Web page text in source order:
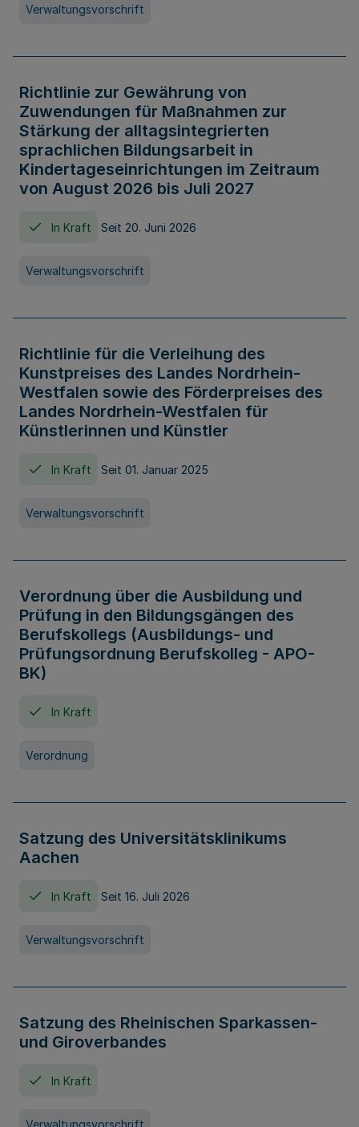
Verwaltungsvorschrift
Richtlinie zur Gewährung von
Zuwendungen für Maßnahmen zur
Stärkung der alltagsintegrierten
sprachlichen Bildungsarbeit in
Kindertageseinrichtungen im Zeitraum
von August 2026 bis Juli 2027
In Kraft Seit 20. Juni 2026
Verwaltungsvorschrift
Richtlinie für die Verleihung des
Kunstpreises des Landes Nordrhein-
Westfalen sowie des Förderpreises des
Landes Nordrhein-Westfalen für
Künstlerinnen und Künstler
In Kraft Seit 01. Januar 2025
Verwaltungsvorschrift
Verordnung über die Ausbildung und
Prüfung in den Bildungsgängen des
Berufskollegs (Ausbildungs- und
Prüfungsordnung Berufskolleg - APO-
BK)
In Kraft
Verordnung
Satzung des Universitätsklinikums
Aachen
In Kraft Seit 16. Juli 2026
Verwaltungsvorschrift
Satzung des Rheinischen Sparkassen-
und Giroverbandes
In Kraft
Verwaltungsvorschrift